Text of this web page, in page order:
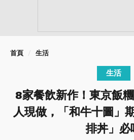
首頁 生活
生活
8家餐飲新作！東京飯
人現做，「和牛十圖」
排丼」必